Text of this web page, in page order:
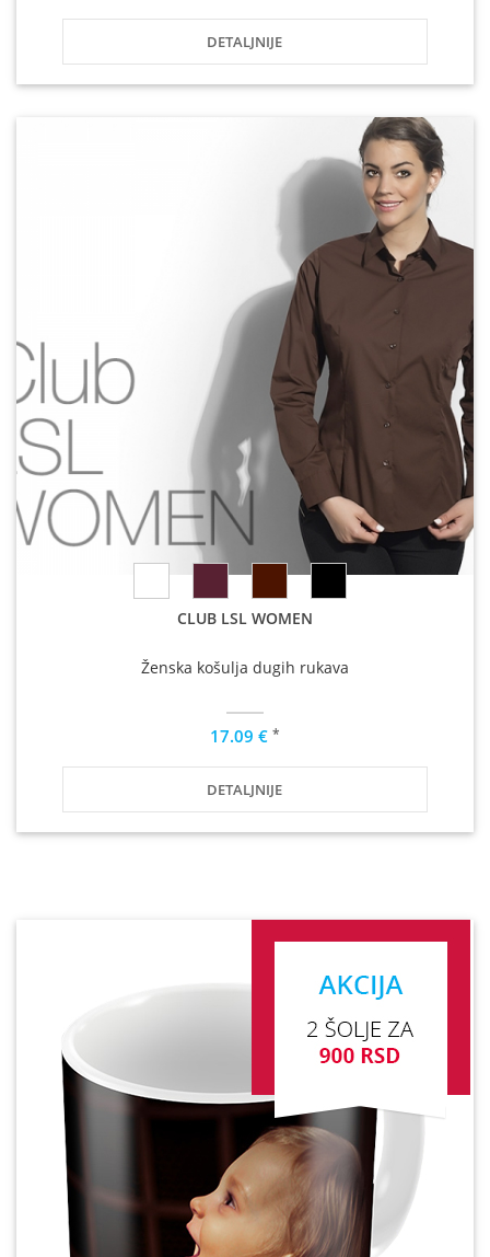
DETALJNIJE
CLUB LSL WOMEN
Ženska košulja dugih rukava
17.09 € *
DETALJNIJE